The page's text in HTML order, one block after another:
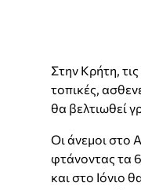
Στην Κρήτη,
τοπικές,
θα βελτιωθεί
Οι άνεμοι στο
φτάνοντας τα
και στο Ιόνιο